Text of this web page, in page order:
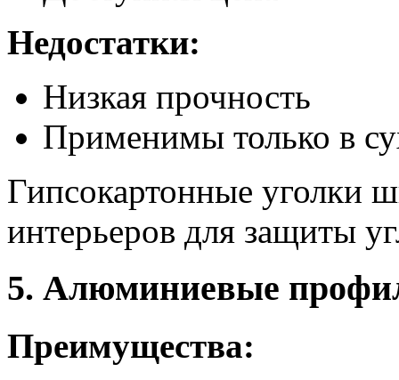
Недостатки:
Низкая прочность
Применимы только в
Гипсокартонные уголки
интерьеров для защиты
5. Алюминиевые
Преимущества: